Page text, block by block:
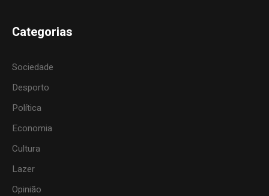
Categorias
Sociedade
Desporto
Política
Economia
Cultura
Lazer
Opinião